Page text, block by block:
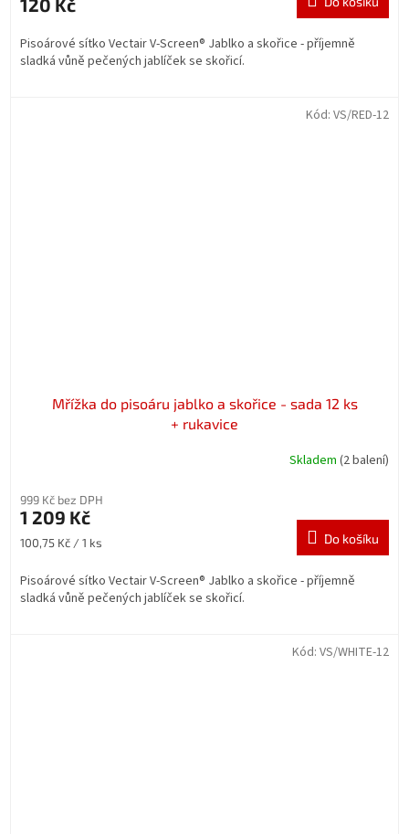
120 Kč
Pisoárové sítko Vectair V-Screen® Jablko a skořice - příjemně
sladká vůně pečených jablíček se skořicí.
Mřížka do pisoáru jablko a skořice - sada 12 ks
+ rukavice
Skladem (2 balení)
999 Kč bez DPH
1 209 Kč
Měrná
100,75 Kč / 1 ks Do košíku
Pisoárové sítko Vectair V-Screen® Jablko a skořice - příjemně
sladká vůně pečených jablíček se skořicí.
Kód: VS/RED-12
Kód: VS/WHITE-12